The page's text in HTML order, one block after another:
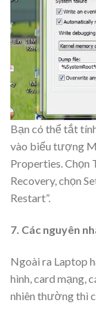
Bạn có thể tắt
vào biểu tượng
Properties. Chọn
Recovery, chọn
Restart”.
7. Các nguyên
Ngoài ra Laptop
hình, card mạng,
nhiên thường thì